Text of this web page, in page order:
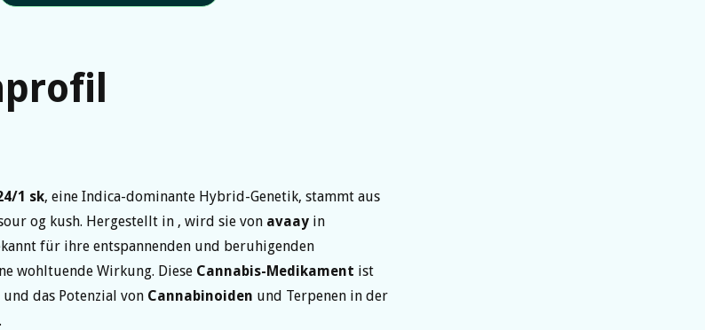
1 sk, eine Indica-dominante Hybrid-Genetik, stammt aus
og kush. Hergestellt in , wird sie von avaay in
für ihre entspannenden und beruhigenden
wohltuende Wirkung. Diese Cannabis-Medikament ist
das Potenzial von Cannabinoiden und Terpenen in der